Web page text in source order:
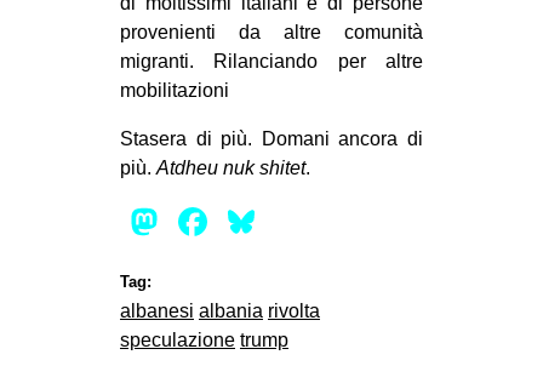
provenienti da altre comunità
migranti. Rilanciando per altre
mobilitazioni
Stasera di più. Domani ancora di
più. Atdheu nuk shitet.
Mastodon
Facebook
Tag:
albanesi albania rivolta
speculazione trump